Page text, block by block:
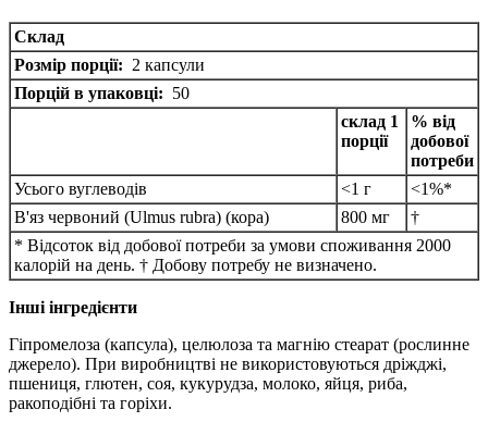
Склад
Розмір порції: 2 капсули
Порцій в упаковці: 50
склад 1
порції
% від
добової
потреби
Усього вуглеводів
<1 г
<1%*
В'яз червоний (Ulmus rubra) (кора)
800 мг
†
* Відсоток від добової потреби за умови споживання 2000
калорій на день. † Добову потребу не визначено.
Інші інгредієнти
Гіпромелоза (капсула), целюлоза та магнію стеарат (рослинне
джерело). При виробництві не використовуються дріжджі,
пшениця, глютен, соя, кукурудза, молоко, яйця, риба,
ракоподібні та горіхи.